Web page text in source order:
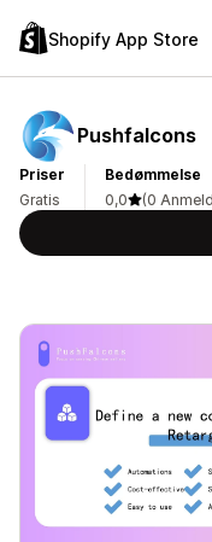
Shopify App Store
Pushfalcons
Priser
Gratis
Bedømmelse
0,0
(0